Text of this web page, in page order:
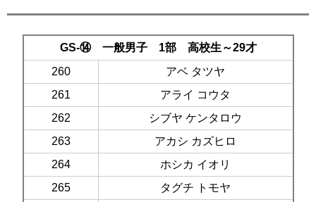
GS-⑭ 一般男子 1部 高校生～29才
260
アベ タツヤ
261
アライ コウタ
262
シブヤ ケンタロウ
263
アカシ カズヒロ
264
ホシカ イオリ
265
タグチ トモヤ